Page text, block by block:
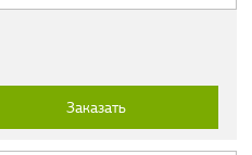
Заказать